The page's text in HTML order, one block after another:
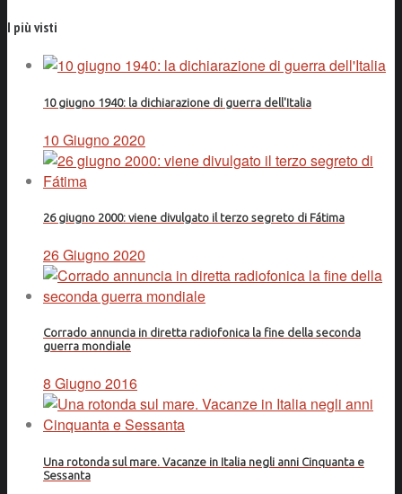
I più visti
10 giugno 1940: la dichiarazione di guerra dell'Italia
10 Giugno 2020
26 giugno 2000: viene divulgato il terzo segreto di Fátima
26 Giugno 2020
Corrado annuncia in diretta radiofonica la fine della seconda
guerra mondiale
8 Giugno 2016
Una rotonda sul mare. Vacanze in Italia negli anni Cinquanta e
Sessanta